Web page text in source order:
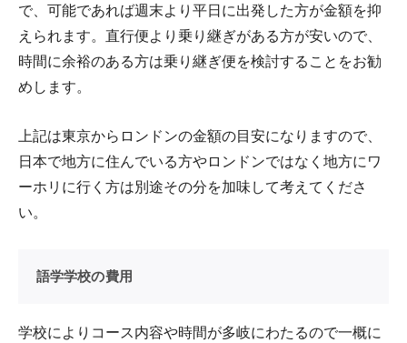
で、可能であれば週末より平日に出発した方が金額を抑
えられます。直行便より乗り継ぎがある方が安いので、
時間に余裕のある方は乗り継ぎ便を検討することをお勧
めします。
上記は東京からロンドンの金額の目安になりますので、
日本で地方に住んでいる方やロンドンではなく地方にワ
ーホリに行く方は別途その分を加味して考えてくださ
い。
語学学校の費用
学校によりコース内容や時間が多岐にわたるので一概に